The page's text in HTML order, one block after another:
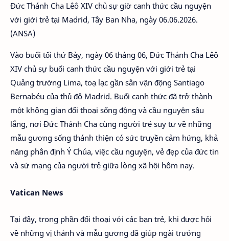
Đức Thánh Cha Lêô XIV chủ sự giờ canh thức cầu nguyện
với giới trẻ tại Madrid, Tây Ban Nha, ngày 06.06.2026.
(ANSA)
Vào buổi tối thứ Bảy, ngày 06 tháng 06, Đức Thánh Cha Lêô
XIV chủ sự buổi canh thức cầu nguyện với giới trẻ tại
Quảng trường Lima, toạ lạc gần sân vận động Santiago
Bernabéu của thủ đô Madrid. Buổi canh thức đã trở thành
một không gian đối thoại sống động và cầu nguyện sâu
lắng, nơi Đức Thánh Cha cùng người trẻ suy tư về những
mẫu gương sống thánh thiện có sức truyền cảm hứng, khả
năng phân định Ý Chúa, việc cầu nguyện, vẻ đẹp của đức tin
và sứ mạng của người trẻ giữa lòng xã hội hôm nay.
Vatican News
Tại đây, trong phần đối thoại với các bạn trẻ, khi được hỏi
về những vị thánh và mẫu gương đã giúp ngài trưởng